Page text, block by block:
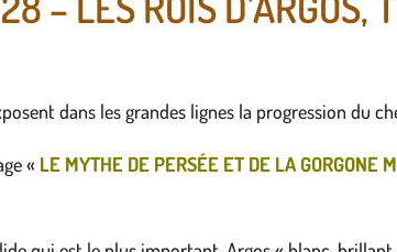
dans les grandes lignes la progression du
« LE MYTHE DE PERSÉE ET DE LA GORGONE